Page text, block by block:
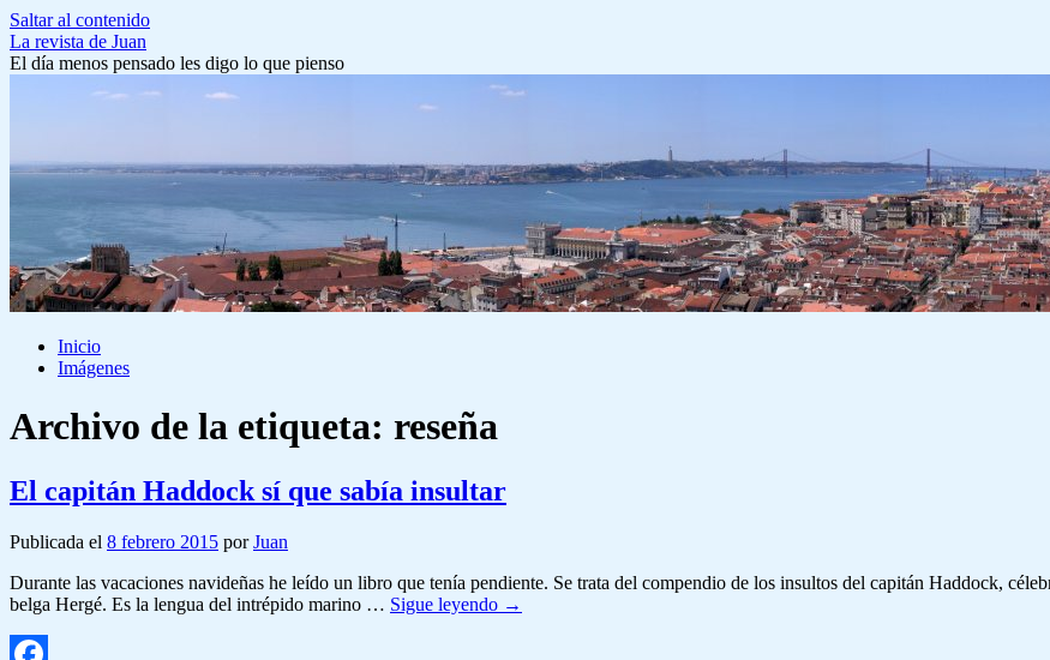
Saltar al contenido
La revista de Juan
El día menos pensado les digo lo que pienso
Inicio
Imágenes
Archivo de la etiqueta: reseña
El capitán Haddock sí que sabía insultar
Publicada el 8 febrero 2015 por Juan
Durante las vacaciones navideñas he leído un libro que tenía pendiente. Se trata del compendio de los insultos del capitán Haddock,
belga Hergé. Es la lengua del intrépido marino … Sigue leyendo →